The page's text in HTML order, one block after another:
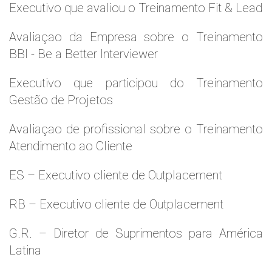
Executivo que avaliou o Treinamento Fit & Lead
Avaliaçao da Empresa sobre o Treinamento
BBI - Be a Better Interviewer
Executivo que participou do Treinamento
Gestão de Projetos
Avaliaçao de profissional sobre o Treinamento
Atendimento ao Cliente
ES – Executivo cliente de Outplacement
RB – Executivo cliente de Outplacement
G.R. – Diretor de Suprimentos para América
Latina